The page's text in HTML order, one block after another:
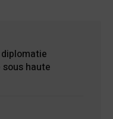
haute